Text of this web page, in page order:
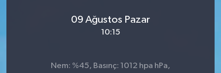
09 Ağustos Pazar
10:15
Nem: %45, Basınç: 1012 hpa hPa,